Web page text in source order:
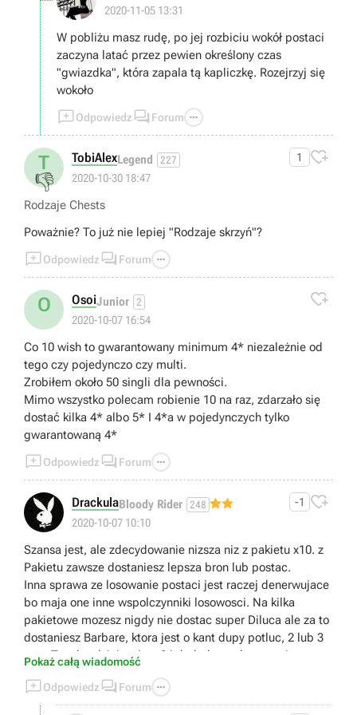
Co do postaci, ja gram swoimi ulubionymi, nie ważne czy
są dobrzy w walce czy nie, moją sprawiać przyjemność w
rozgrywce, to ja mam być przekoxszony w grze a nie oni
2020-11-05 13:31
W pobliżu masz rudę, po jej rozbiciu wokół postaci
zaczyna latać przez pewien określony czas
"gwiazdka", która zapala tą kapliczkę. Rozejrzyj się
wokoło
Odpowiedz  Forum 
T
👎
TobiAlexLegend 227
2020-10-30 18:47
1 
Rodzaje Chests
Poważnie? To już nie lepiej "Rodzaje skrzyń"?
Odpowiedz  Forum 
O OsoiJunior 2
2020-10-07 16:54

Co 10 wish to gwarantowany minimum 4* niezależnie od
tego czy pojedynczo czy multi.
Zrobiłem około 50 singli dla pewności.
Mimo wszystko polecam robienie 10 na raz, zdarzało się
dostać kilka 4* albo 5* I 4*a w pojedynczych tylko
gwarantowaną 4*
Odpowiedz  Forum 
DrackulaBloody Rider 248
2020-10-07 10:10
-1 
Szansa jest, ale zdecydowanie nizsza niz z pakietu x10. z
Pakietu zawsze dostaniesz lepsza bron lub postac.
Inna sprawa ze losowanie postaci jest raczej denerwujace
bo maja one inne wspolczynniki losowosci. Na kilka
pakietowe mozesz nigdy nie dostac super Diluca ale za to
dostaniesz Barbare, ktora jest o kant dupy potluc, 2 lub 3
razy. Tym bardziej ze jest 24 dodatkowych postaci.
Pokaż całą wiadomość
Odpowiedz  Forum 